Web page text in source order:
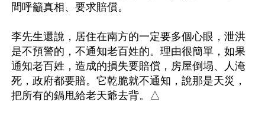
間呼籲真相、要求賠償。
李先生還說，居住在南方的一定要多個心眼，泄洪
是不預警的，不通知老百姓的。理由很簡單，如果
通知老百姓，造成的損失要賠償，房屋倒塌、人淹
死，政府都要賠。它乾脆就不通知，說那是天災，